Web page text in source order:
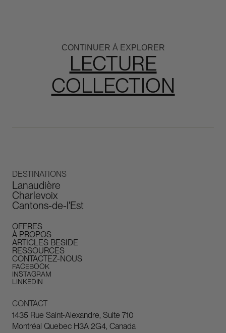
CONTINUER À EXPLORER
LECTURE
COLLECTION
DESTINATIONS
Lanaudière
Charlevoix
Cantons-de-l'Est
OFFRES
À PROPOS
ARTICLES BESIDE
RESSOURCES
CONTACTEZ-NOUS
FACEBOOK
INSTAGRAM
LINKEDIN
CONTACT
1435 Rue Saint-Alexandre, Suite 710
Montréal Quebec H3A 2G4, Canada